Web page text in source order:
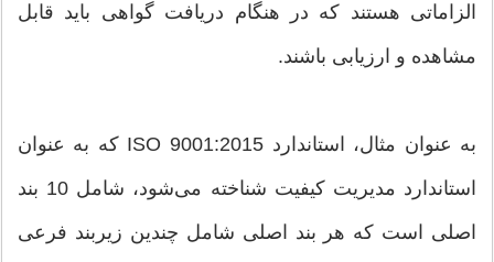
الزاماتی هستند که در هنگام دریافت گواهی باید قابل
مشاهده و ارزیابی باشند.
به عنوان مثال، استاندارد ISO 9001:2015 که به عنوان
استاندارد مدیریت کیفیت شناخته می‌شود، شامل 10 بند
اصلی است که هر بند اصلی شامل چندین زیربند فرعی